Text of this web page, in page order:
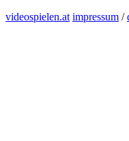
videospielen.at impressum /